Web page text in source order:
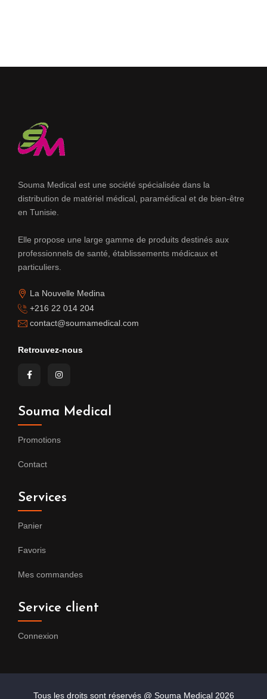
Souma Medical est une société spécialisée dans la
distribution de matériel médical, paramédical et de bien-être
en Tunisie.
Elle propose une large gamme de produits destinés aux
professionnels de santé, établissements médicaux et
particuliers.
La Nouvelle Medina
+216 22 014 204
contact@soumamedical.com
Retrouvez-nous
Souma Medical
Promotions
Contact
Services
Panier
Favoris
Mes commandes
Service client
Connexion
Tous les droits sont réservés @ Souma Medical 2026